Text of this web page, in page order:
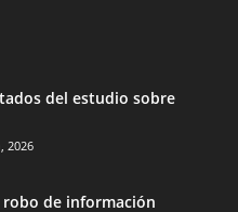
del estudio sobre
2026
robo de información